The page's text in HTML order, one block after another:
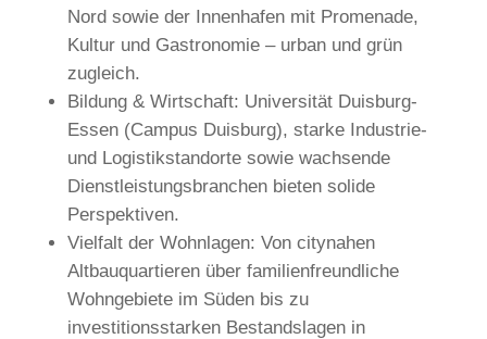
Nord sowie der Innenhafen mit Promenade,
Kultur und Gastronomie – urban und grün
zugleich.
Bildung & Wirtschaft: Universität Duisburg-
Essen (Campus Duisburg), starke Industrie-
und Logistikstandorte sowie wachsende
Dienstleistungsbranchen bieten solide
Perspektiven.
Vielfalt der Wohnlagen: Von citynahen
Altbauquartieren über familienfreundliche
Wohngebiete im Süden bis zu
investitionsstarken Bestandslagen in